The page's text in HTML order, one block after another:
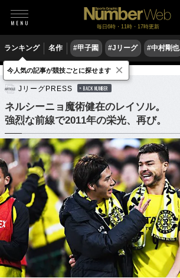
毎日6時・11時・17時更新
ランキング 名作 #甲子園 #Jリーグ #中村剛也
サッカー Jリーグ
JリーグPRESS BACK NUMBER
ネルシーニョ魔術健在のレイソル。
強烈な前線で2011年の栄光、再び。
今人気の記事が競技ごとに探せます ×